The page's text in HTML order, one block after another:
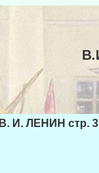
В. И. ЛЕНИН стр.